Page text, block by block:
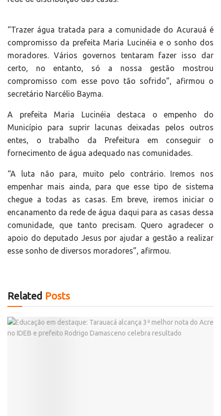
“Trazer água tratada para a comunidade do Acurauá é
compromisso da prefeita Maria Lucinéia e o sonho dos
moradores. Vários governos tentaram fazer isso dar
certo, no entanto, só a nossa gestão mostrou
compromisso com esse povo tão sofrido”, afirmou o
secretário Narcélio Bayma.
A prefeita Maria Lucinéia destaca o empenho do
Município para suprir lacunas deixadas pelos outros
entes, o trabalho da Prefeitura em conseguir o
fornecimento de água adequado nas comunidades.
“A luta não para, muito pelo contrário. Iremos nos
empenhar mais ainda, para que esse tipo de sistema
chegue a todas as casas. Em breve, iremos iniciar o
encanamento da rede de água daqui para as casas dessa
comunidade, que tanto precisam. Quero agradecer o
apoio do deputado Jesus por ajudar a gestão a realizar
esse sonho de diversos moradores”, afirmou.
Related Posts